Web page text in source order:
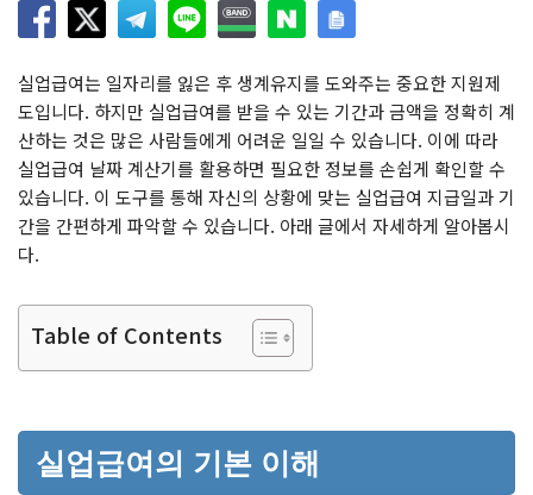
실업급여는 일자리를 잃은 후 생계유지를 도와주는 중요한 지원제
도입니다. 하지만 실업급여를 받을 수 있는 기간과 금액을 정확히 계
산하는 것은 많은 사람들에게 어려운 일일 수 있습니다. 이에 따라
실업급여 날짜 계산기를 활용하면 필요한 정보를 손쉽게 확인할 수
있습니다. 이 도구를 통해 자신의 상황에 맞는 실업급여 지급일과 기
간을 간편하게 파악할 수 있습니다. 아래 글에서 자세하게 알아봅시
다.
Table of Contents
실업급여의 기본 이해